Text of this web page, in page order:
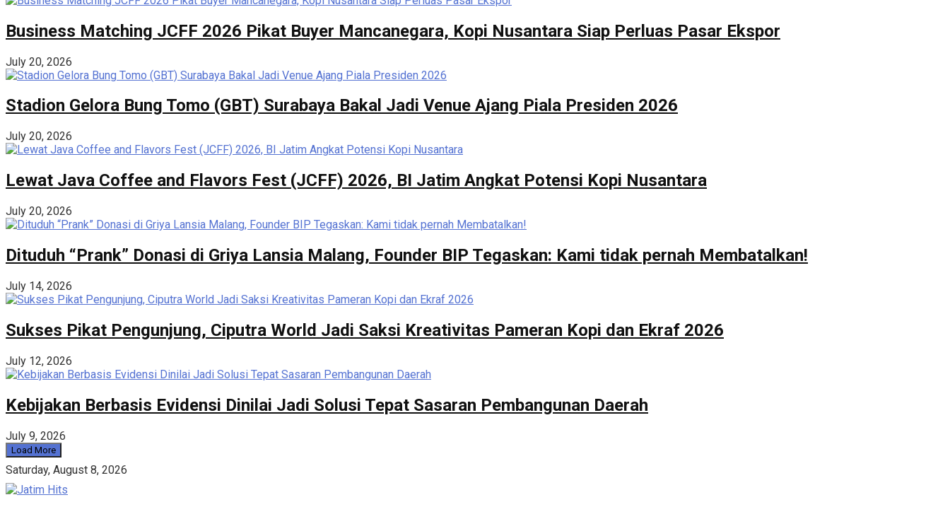
Business Matching JCFF 2026 Pikat Buyer Mancanegara, Kopi Nusantara Siap Perluas Pasar Ekspor
July 20, 2026
Stadion Gelora Bung Tomo (GBT) Surabaya Bakal Jadi Venue Ajang Piala Presiden 2026
July 20, 2026
Lewat Java Coffee and Flavors Fest (JCFF) 2026, BI Jatim Angkat Potensi Kopi Nusantara
July 20, 2026
Dituduh “Prank” Donasi di Griya Lansia Malang, Founder BIP Tegaskan: Kami tidak pernah Membatalkan!
July 14, 2026
Sukses Pikat Pengunjung, Ciputra World Jadi Saksi Kreativitas Pameran Kopi dan Ekraf 2026
July 12, 2026
Kebijakan Berbasis Evidensi Dinilai Jadi Solusi Tepat Sasaran Pembangunan Daerah
July 9, 2026
Load More
Saturday, August 8, 2026